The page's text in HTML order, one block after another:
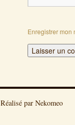
Enregistrer mon
Réalisé par Nekomeo